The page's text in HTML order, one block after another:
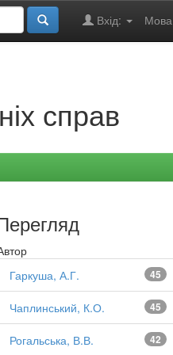
Мова
Вхід:
справ
45
Гаркуша, А.Г.
45
Чаплинський, К.О.
42
Рогальська, В.В.